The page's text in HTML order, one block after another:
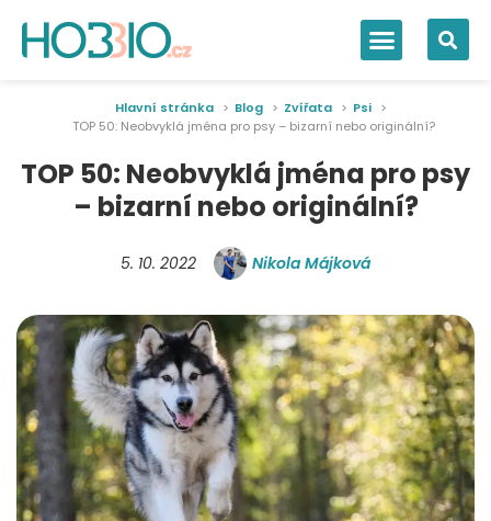
Hlavní stránka Blog Zvířata
Psi
TOP 50: Neobvyklá jména pro psy – bizarní nebo originální?
TOP 50: Neobvyklá jména pro psy
– bizarní nebo originální?
5. 10. 2022 Nikola Májková